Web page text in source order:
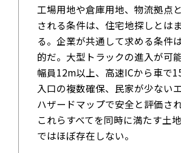
工場用地や倉庫用地、物流拠点
される条件は、住宅地探しとは
る。企業が共通して求める条件
的だ。大型トラックの進入が可
幅員12m以上、高速ICから車で
入口の複数確保、民家が少ない
ハザードマップで安全と評価
これらすべてを同時に満たす土
ではほぼ存在しない。